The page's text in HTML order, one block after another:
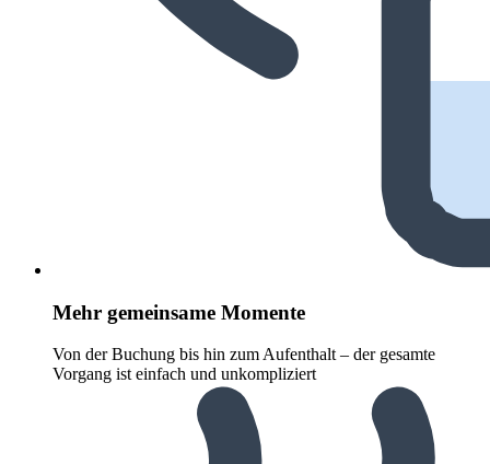
Mehr gemeinsame Momente
Von der Buchung bis hin zum Aufenthalt – der gesamte
Vorgang ist einfach und unkompliziert